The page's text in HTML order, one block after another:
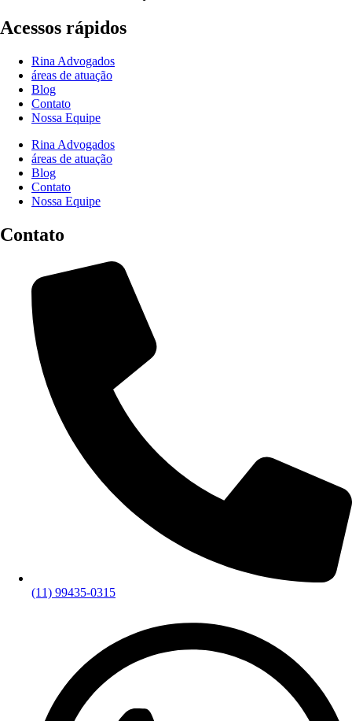
Acessos rápidos
Rina Advogados
áreas de atuação
Blog
Contato
Nossa Equipe
Rina Advogados
áreas de atuação
Blog
Contato
Nossa Equipe
Contato
(11) 99435-0315